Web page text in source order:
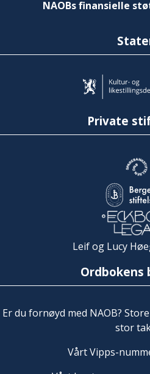
NAOBs finansielle
Private
Leif og Lucy
Ordbokens
Er du fornøyd med NAOB?
stor
Vårt Vipps-